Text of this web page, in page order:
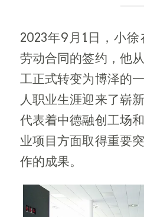
2023年9月1日，小
劳动合同的签约，他
工正式转变为博泽的
人职业生涯迎来了崭
代表着中德融创工场
业项目方面取得重要
作的成果。